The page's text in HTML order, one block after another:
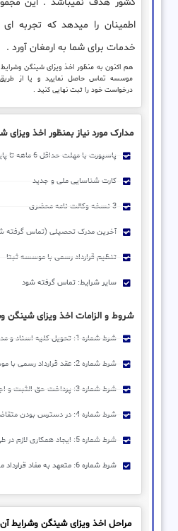
اطمینان را میدهد که تجربه
خدمات برای شما به ارمغان آورد .
هم اکنون به منظور اخذ ویزای شینگن
موسسه تماس حاصل نمایید و یا از طریق
درخواست خود را ثبت نهایی کنید .
مدارک مورد نیاز بمنظور اخذ ویزای
پاسپورت با مهلت حداقل 6 ماهه تا پایان انقضا
کارت شناسایی ملی و جدید
3 نسخه وکالت نامه محضری
آخرین مدرک تحصیلی (تماس گرفته
تنظیم قرارداد رسمی با موسسه ثبتا
سایر شرایط: تماس گرفته شود
شروط و الزامات اخذ ویزای شینگن
شرط شماره 1: تحویل کلیه اسناد و مدارک متقاضی
شرط شماره 2: عقد قرارداد رسمی با موسسه ثبتا
شرط شماره 3: پرداخت حق الثبت و اجرا
شرط شماره 4: در دسترس بودن متقاضی
شرط شماره 5: ایجاد همکاری لازم در طی فرایند ثبت
شرط شماره 6: متعهد به مفاد قرارداد منعقده
مراحل اخذ ویزای شینگن وشرایط آن